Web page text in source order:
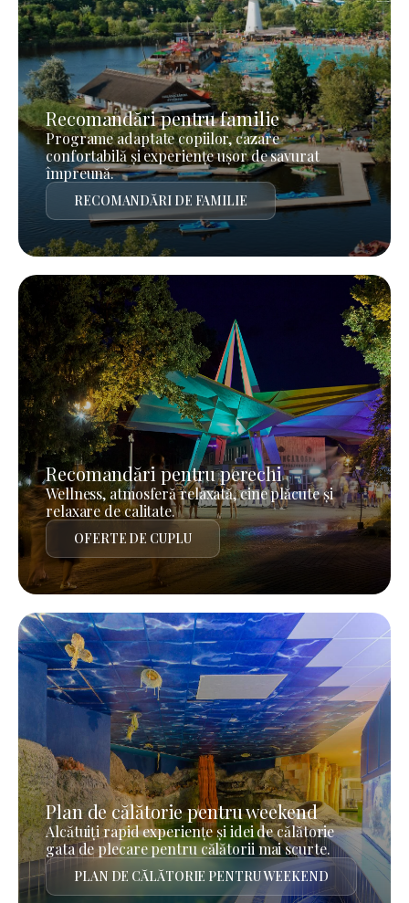
Recomandări pentru familie
Programe adaptate copiilor, cazare
confortabilă și experiențe ușor de savurat
împreună.
RECOMANDĂRI DE FAMILIE
Recomandări pentru perechi
Wellness, atmosferă relaxată, cine plăcute și
relaxare de calitate.
OFERTE DE CUPLU
Plan de călătorie pentru weekend
Alcătuiți rapid experiențe și idei de călătorie
gata de plecare pentru călătorii mai scurte.
PLAN DE CĂLĂTORIE PENTRU WEEKEND